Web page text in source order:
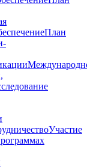
План
Участие